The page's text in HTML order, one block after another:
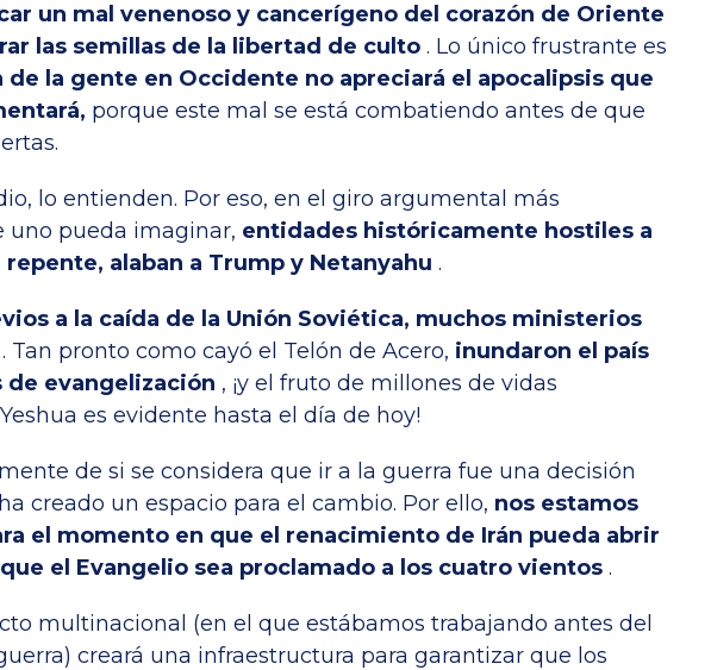
un mal venenoso y cancerígeno del corazón de Oriente
las semillas de la libertad de culto . Lo único frustrante es
de la gente en Occidente no apreciará el apocalipsis que
porque este mal se está combatiendo antes de que
lo entienden. Por eso, en el giro argumental más
uno pueda imaginar, entidades históricamente hostiles a
alaban a Trump y Netanyahu .
a la caída de la Unión Soviética, muchos ministerios
. Tan pronto como cayó el Telón de Acero, inundaron el país
de evangelización , ¡y el fruto de millones de vidas
es evidente hasta el día de hoy!
de si se considera que ir a la guerra fue una decisión
creado un espacio para el cambio. Por ello, nos estamos
el momento en que el renacimiento de Irán pueda abrir
que el Evangelio sea proclamado a los cuatro vientos .
multinacional (en el que estábamos trabajando antes del
creará una infraestructura para garantizar que los